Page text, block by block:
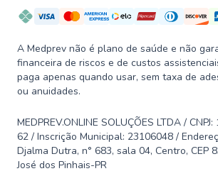
A Medprev não é plano de saúde e não
financeira de riscos e de custos
paga apenas quando usar, sem taxa de
ou anuidades.
MEDPREV.ONLINE SOLUÇÕES LTDA /
62 / Inscrição Municipal: 23106048 /
Djalma Dutra, n° 683, sala 04, Centro, CEP
José dos Pinhais-PR